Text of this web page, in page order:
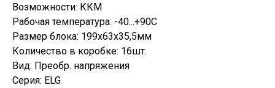
Возможности: ККМ
Рабочая температура: -40...+90С
Размер блока: 199х63х35,5мм
Количество в коробке: 16шт.
Вид: Преобр. напряжения
Серия: ELG